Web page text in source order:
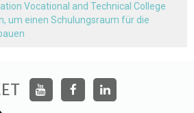
Vocational and Technical College
um einen Schulungsraum für die